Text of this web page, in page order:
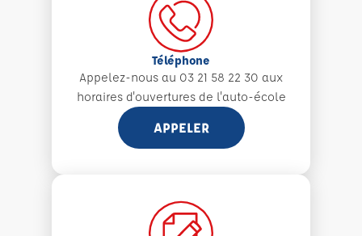
Téléphone
Appelez-nous au 03 21 58 22 30 aux
horaires d'ouvertures de l'auto-école
APPELER